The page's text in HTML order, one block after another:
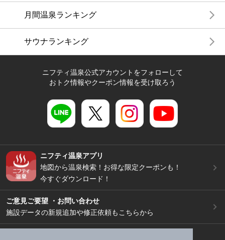
月間温泉ランキング
サウナランキング
ニフティ温泉公式アカウントをフォローして
おトク情報やクーポン情報を受け取ろう
ニフティ温泉アプリ
地図から温泉検索！お得な限定クーポンも！
今すぐダウンロード！
ご意見ご要望 ・お問い合わせ
施設データの新規追加や修正依頼もこちらから